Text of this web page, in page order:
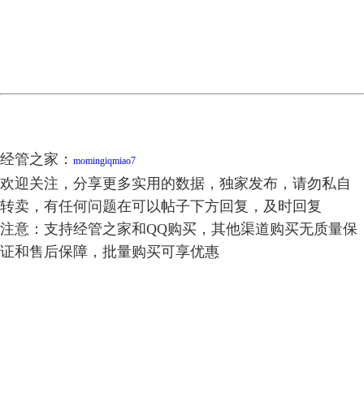
经管之家： momingiqmiao7
欢迎关注，分享更多实用的数据，独家发布，请勿私自
转卖，有任何问题在可以帖子下方回复，及时回复
注意：支持经管之家和QQ购买，其他渠道购买无质量保
证和售后保障，批量购买可享优惠